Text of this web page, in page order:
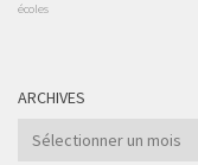
écoles
ARCHIVES
Archives